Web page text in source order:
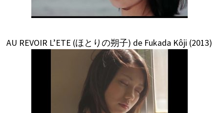
AU REVOIR L’ETE (ほとりの朔子) de Fukada Kôji (2013)